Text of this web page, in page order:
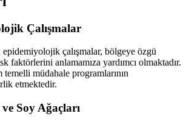
Çalışmalar
çalışmalar, bölgeye özgü
faktörlerini anlamamıza yardımcı olmaktadır.
temelli müdahale programlarının
etmektedir.
Soy Ağaçları